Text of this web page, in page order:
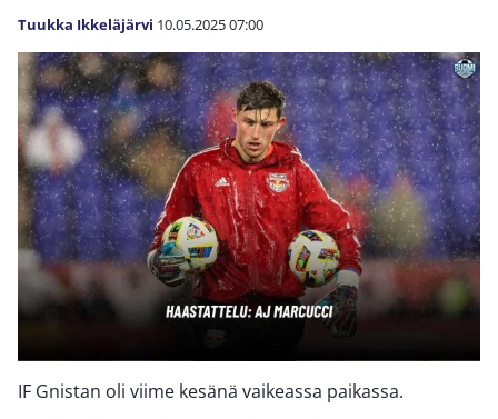
Tuukka Ikkeläjärvi 10.05.202507:00
IF Gnistan oli viime kesänä vaikeassa paikassa.